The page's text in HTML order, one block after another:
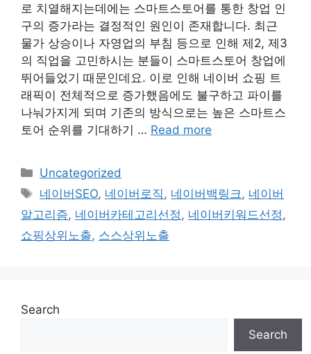
로 치열해지는데에는 스마트스토어를 통한 창업 인
구의 증가라는 결정적인 원인이 존재합니다. 최근
물가 상승이나 자영업의 부침 등으로 인해 제2, 제3
의 직업을 고민하시는 분들이 스마트스토어 창업에
뛰어들었기 때문인데요. 이로 인해 네이버 쇼핑 트
래픽이 전체적으로 증가했음에도 불구하고 파이를
나눠가지게 되며 기존의 방식으로는 높은 스마트스
토어 순위를 기대하기 … Read more
Categories
Uncategorized
Tags
네이버SEO, 네이버로직 , 네이버백링크 , 네이버
알고리즘, 네이버카테고리선정 , 네이버키워드선정 ,
쇼핑상위노출, 스스상위노출
Search
Search